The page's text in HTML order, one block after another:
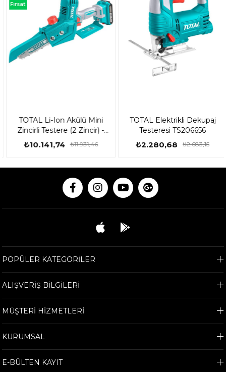
TOTAL Li-Ion Akülü Mini
Zincirli Testere (2 Zincir) -
TGSLI20681
₺10.141,74 ₺11.931,46
Fırsat
TOTAL Elektrikli Dekupaj
Testeresi TS206656
₺2.280,68 ₺2.683,15
POPÜLER KATEGORİLER
ALIŞVERİŞ BİLGİLERİ
MÜŞTERİ HİZMETLERİ
KURUMSAL
E-BÜLTEN KAYIT